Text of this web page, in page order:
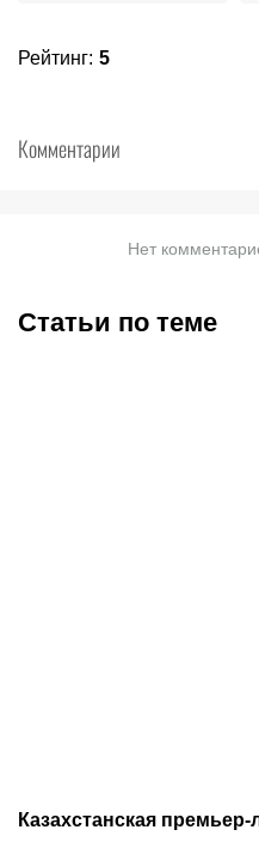
Рейтинг: 5
Комментарии
Нет
Статьи по теме
Казахстанская премьер-